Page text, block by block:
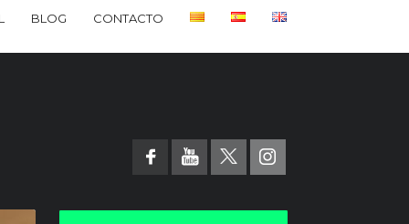
BLOG CONTACTO